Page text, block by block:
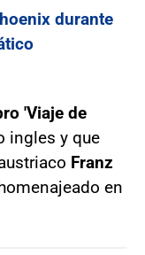
durante
'Viaje de
ingles y que
Franz
en